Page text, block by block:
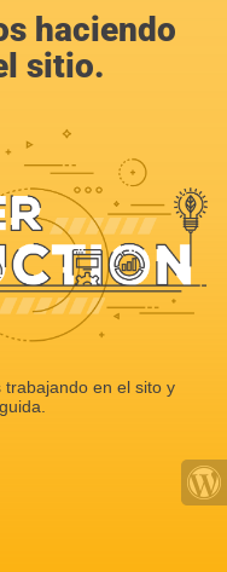
haciendo
sitio.
en el sito y